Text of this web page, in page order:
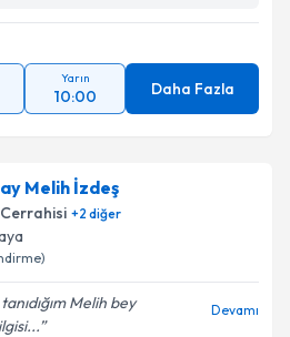
Yarın
10:00 Daha Fazla
Melih İzdeş
+2 diğer
Melih bey
Devamı